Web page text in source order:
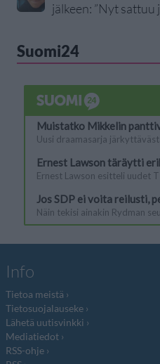
jälkeen: ”Nyt sattuu
Suomi24
Info
Tietoa meistä
Tietosuojalauseke
Lähetä uutisvinkki
Mediatiedot
RSS-ohje